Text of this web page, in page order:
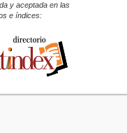
y aceptada en las
e índices: